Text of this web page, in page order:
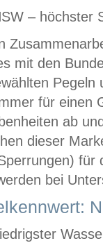
– höchster
mit den
für einen
ab
dieser
für
bei